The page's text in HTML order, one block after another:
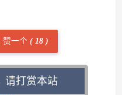
赞一个( 18 )
请打赏本站